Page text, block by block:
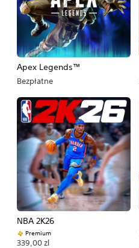
Apex Legends™
Bezpłatne
NBA 2K26
Premium
339,00 zl